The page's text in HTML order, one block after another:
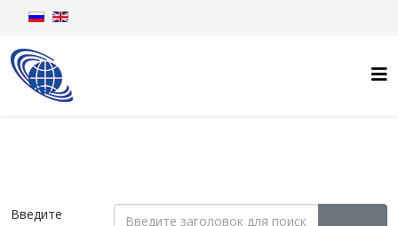
Введите